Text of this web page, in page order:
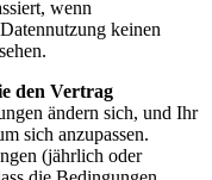
wenn
keinen
den Vertrag
ändern sich, und Ihr
sich anzupassen.
(jährlich oder